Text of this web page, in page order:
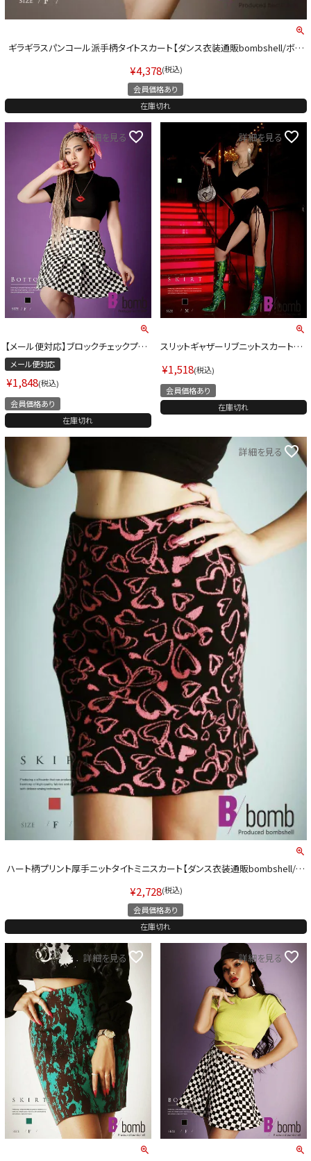
ギラギラスパンコール派手柄タイトスカート【ダンス衣装通販bombshell/ボム
¥4,378 税込
会員価格あり
在庫切れ
【メール便対応】ブロックチェックプリ
ーツスカートペチコート＆チェーンベ
ルト付き【ダンス衣装通販bombshell/
ボムシェル】(フリーサイズ)(チェック柄)
メール便対応
¥1,848 税込
会員価格あり
在庫切れ
詳細を見る
スリットギャザーリブニットスカート【ダ
(M)(ブラック)
¥1,518 税込
会員価格あり
在庫切れ
詳細を見る
ハート柄プリント厚手ニットタイトミニスカート【ダンス衣装通販bombshell/ボ
¥2,728 税込
会員価格あり
在庫切れ
詳細を見る
詳細を見る 詳細を見る